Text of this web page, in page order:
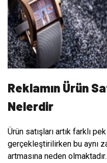
Reklamın Ürün
Nelerdir
Ürün satışları artık farklı
gerçekleştirilirken bu aynı
artmasına neden